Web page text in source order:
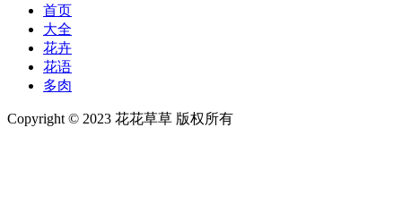
首页
大全
花卉
花语
多肉
Copyright © 2023 花花草草 版权所有